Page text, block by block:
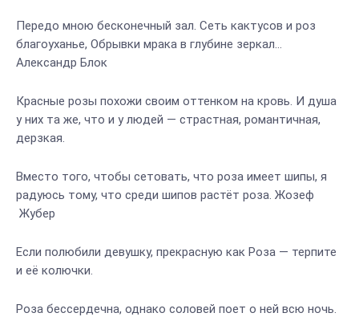
Передо мною бесконечный зал. Сеть кактусов и роз
благоуханье, Обрывки мрака в глубине зеркал…
Александр Блок
Красные розы похожи своим оттенком на кровь. И душа
у них та же, что и у людей — страстная, романтичная,
дерзкая.
Вместо того, чтобы сетовать, что роза имеет шипы, я
радуюсь тому, что среди шипов растёт роза. Жозеф
Жубер
Если полюбили девушку, прекрасную как Роза — терпите
и её колючки.
Роза бессердечна, однако соловей поет о ней всю ночь.